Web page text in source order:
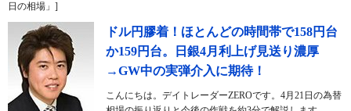
日の相場」]
ドル円膠着！ほとんどの時間帯で158円台
か159円台。日銀4月利上げ見送り濃厚
→GW中の実弾介入に期待！
こんにちは。デイトレーダーZEROです。4月21日の為替